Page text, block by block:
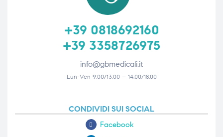
+39 0818692160
+39 3358726975
info@gbmedicali.it
Lun-Ven 9:00/13:00 – 14:00/18:00
CONDIVIDI SUI SOCIAL
Facebook